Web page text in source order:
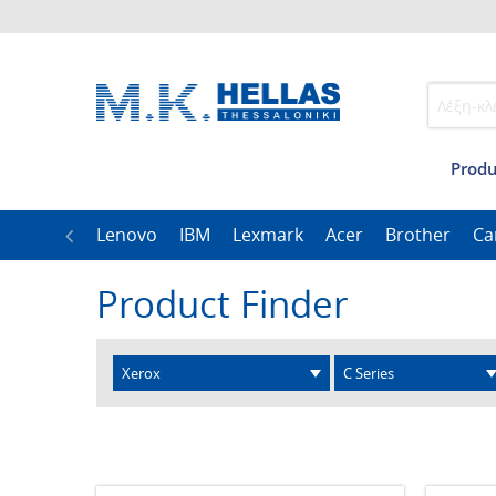
CAB Lenovo IBM Lexmark Acer Brother
Product Finder